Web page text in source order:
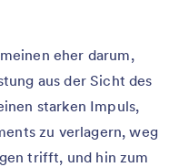
eher darum,
aus der Sicht des
starken Impuls,
zu verlagern, weg
trifft, und hin zum